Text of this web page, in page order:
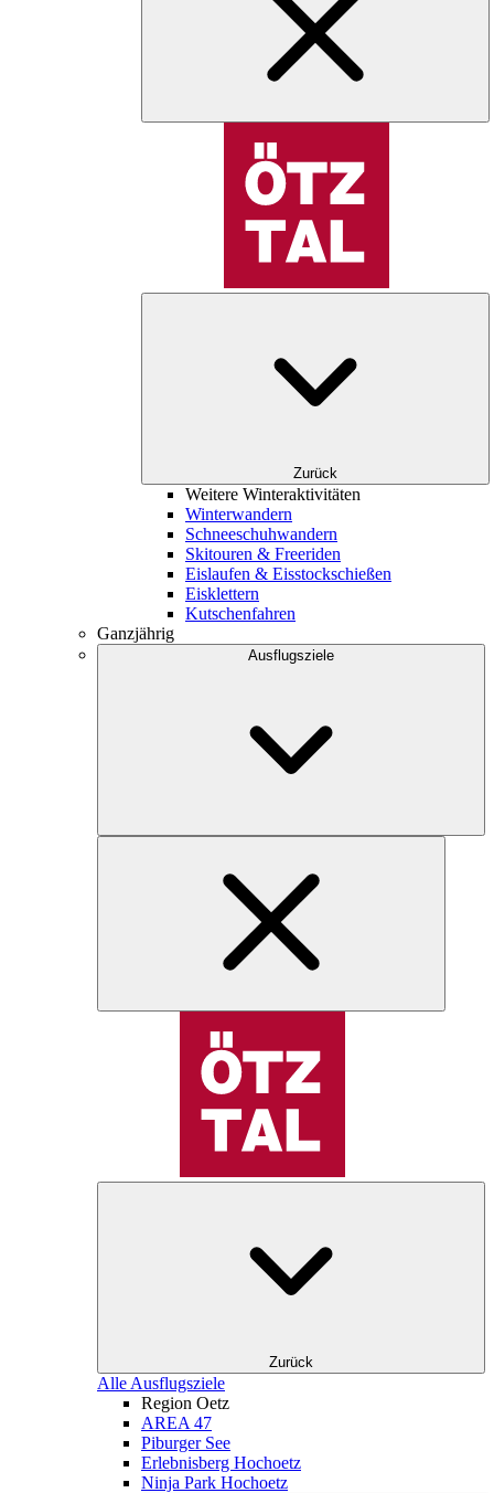
Zurück
Weitere Winteraktivitäten
Winterwandern
Schneeschuhwandern
Skitouren & Freeriden
Eislaufen & Eisstockschießen
Eisklettern
Kutschenfahren
Ganzjährig
Ausflugsziele
Zurück
Alle Ausflugsziele
Region Oetz
AREA 47
Piburger See
Erlebnisberg Hochoetz
Ninja Park Hochoetz